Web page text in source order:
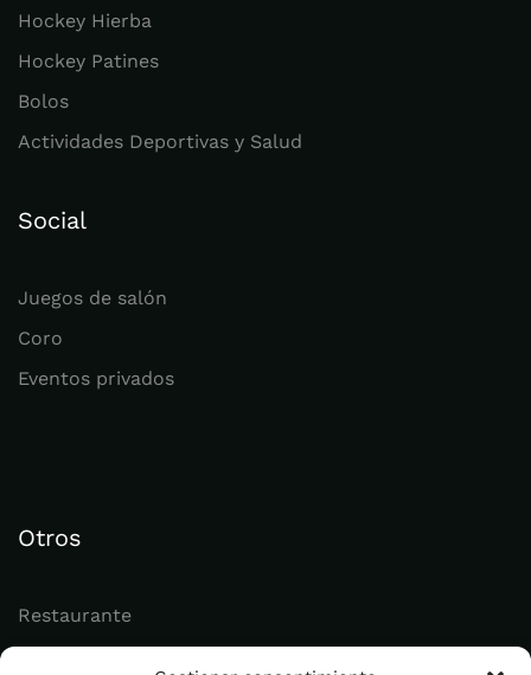
Hockey Hierba
Hockey Patines
Bolos
Actividades Deportivas y Salud
Social
Juegos de salón
Coro
Eventos privados
Otros
Restaurante